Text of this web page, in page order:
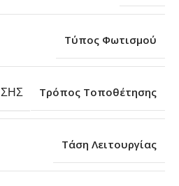
Τύπος Φωτισμού
Τρόπος Τοποθέτησης
Τάση Λειτουργίας